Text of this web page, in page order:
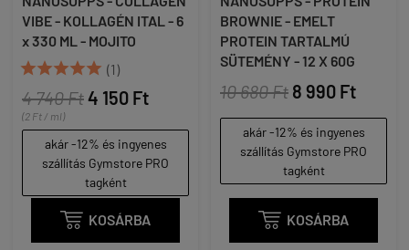
VIBE - KOLLAGÉN ITAL - 6
x 330 ML - MOJITO
 (1)
4 740 Ft4 150 Ft
(2 Ft / ml)
akár -12% és ingyenes
szállítás Gymstore PRO
tagként
 KOSÁRBA
BROWNIE - EMELT
PROTEIN TARTALMÚ
SÜTEMÉNY - 12 X 60G
10 680 Ft 8 990 Ft
akár -12% és ingyenes
szállítás Gymstore PRO
tagként
 KOSÁRBA